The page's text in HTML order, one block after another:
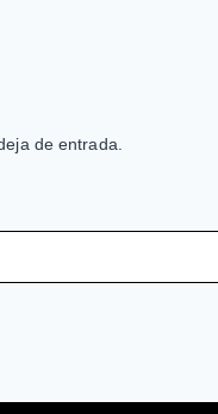
de entrada.